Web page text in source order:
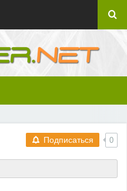
Подписаться 0